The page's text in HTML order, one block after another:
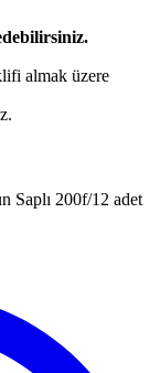
almak üzere
Saplı 200f/12 adet